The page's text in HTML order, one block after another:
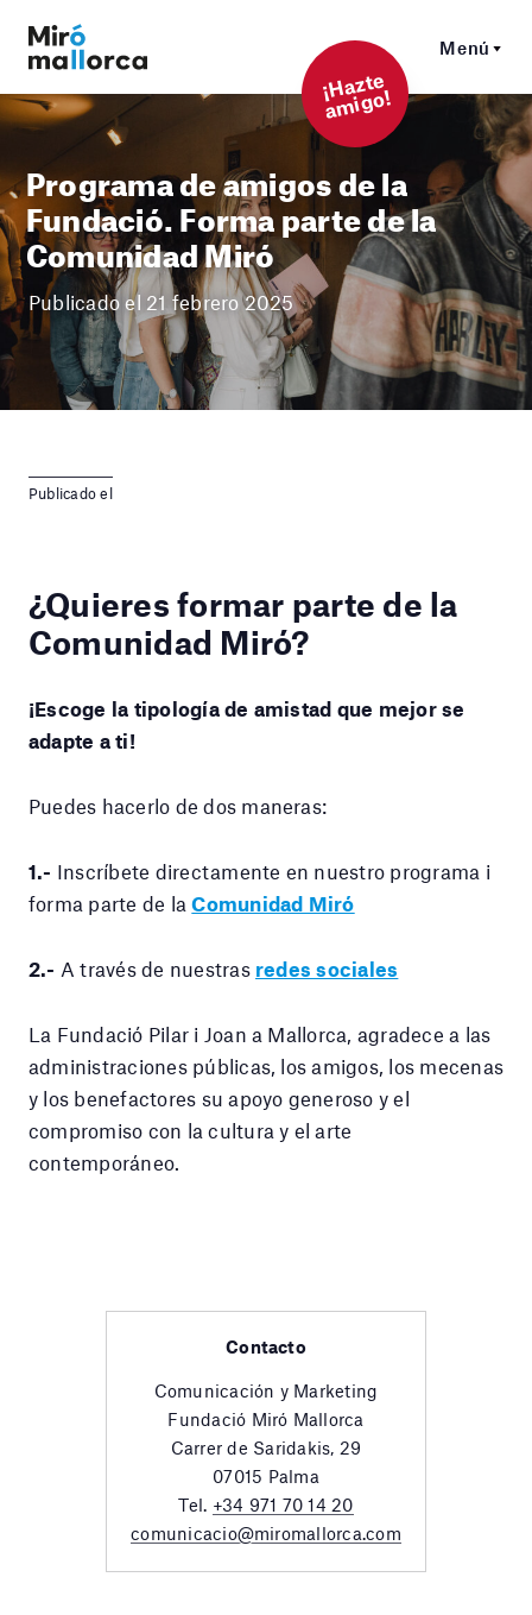
Menú
¡
Hazt
e
a
mi
g
o!
Programa de amigos de la
Fundació. Forma parte de la
Comunidad Miró
Publicado el 21 febrero 2025
Publicado el
¿Quieres formar parte de la
Comunidad Miró?
¡Escoge la tipología de amistad que mejor se
adapte a ti!
Puedes hacerlo de dos maneras:
1.- Inscríbete directamente en nuestro programa i
forma parte de laComunidad Miró
2.- A través de nuestras redes sociales
La Fundació Pilar i Joan a Mallorca, agradece a las
administraciones públicas, los amigos, los mecenas
y los benefactores su apoyo generoso y el
compromiso con la cultura y el arte
contemporáneo.
Contacto
Comunicación y Marketing
Fundació Miró Mallorca
Carrer de Saridakis, 29
07015 Palma
Tel. +34 971 70 14 20
comunicacio@miromallorca.com